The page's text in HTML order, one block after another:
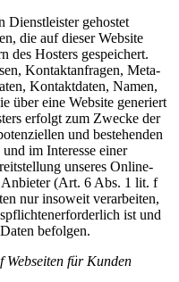
Dienstleister gehostet
die auf dieser Website
des Hosters gespeichert.
Kontaktanfragen, Meta-
Kontaktdaten, Namen,
über eine Website generiert
erfolgt zum Zwecke der
und bestehenden
im Interesse einer
unseres Online-
Anbieter (Art. 6 Abs. 1 lit. f
nur insoweit verarbeiten,
ist und
befolgen.
für Kunden